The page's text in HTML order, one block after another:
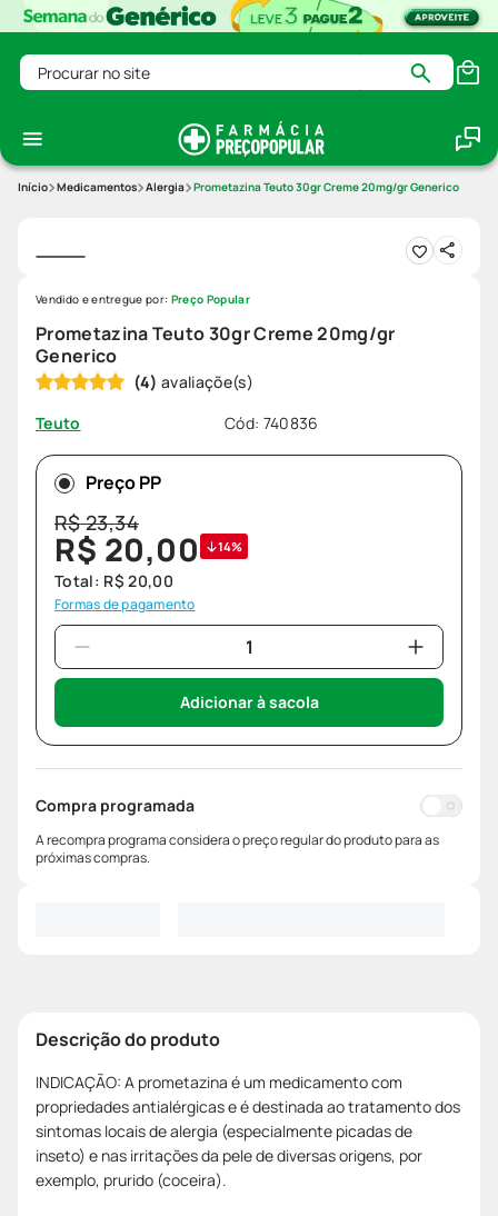
Procurar no site
Medicamentos Alergia Prometazina Teuto 30gr Creme 20mg/gr Generico
Prometazina Teuto 30gr Creme 20mg/gr
Generico
(4)
Teuto
Cód: 740836
Vendido e entregue por: Preço Popular
Preço PP
R$23,34
R$ 20,00 14%
Total: R$ 20,00
Formas de pagamento
Adicionar à sacola
Compra programada
A recompra programa considera o preço regular do produto para as
próximas compras.
Descrição do produto
INDICAÇÃO: A prometazina é um medicamento com
propriedades antialérgicas e é destinada ao tratamento dos
sintomas locais de alergia (especialmente picadas de
inseto) e nas irritações da pele de diversas origens, por
exemplo, prurido (coceira).